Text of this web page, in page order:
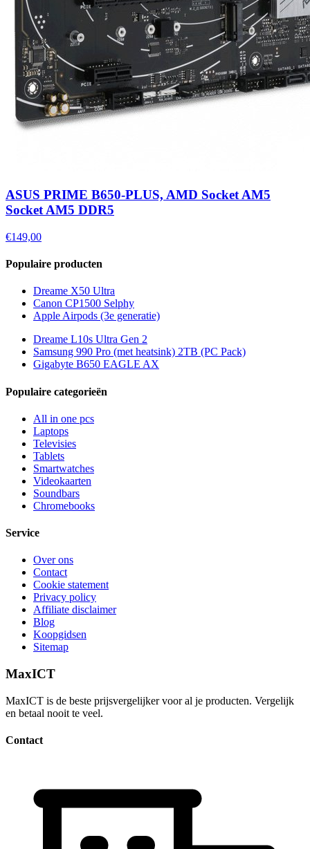
ASUS PRIME B650-PLUS, AMD Socket AM5
Socket AM5 DDR5
€149,00
Populaire producten
Dreame X50 Ultra
Canon CP1500 Selphy
Apple Airpods (3e generatie)
Dreame L10s Ultra Gen 2
Samsung 990 Pro (met heatsink) 2TB (PC Pack)
Gigabyte B650 EAGLE AX
Populaire categorieën
All in one pcs
Laptops
Televisies
Tablets
Smartwatches
Videokaarten
Soundbars
Chromebooks
Service
Over ons
Contact
Cookie statement
Privacy policy
Affiliate disclaimer
Blog
Koopgidsen
Sitemap
MaxICT
MaxICT is de beste prijsvergelijker voor al je producten. Vergelijk
en betaal nooit te veel.
Contact